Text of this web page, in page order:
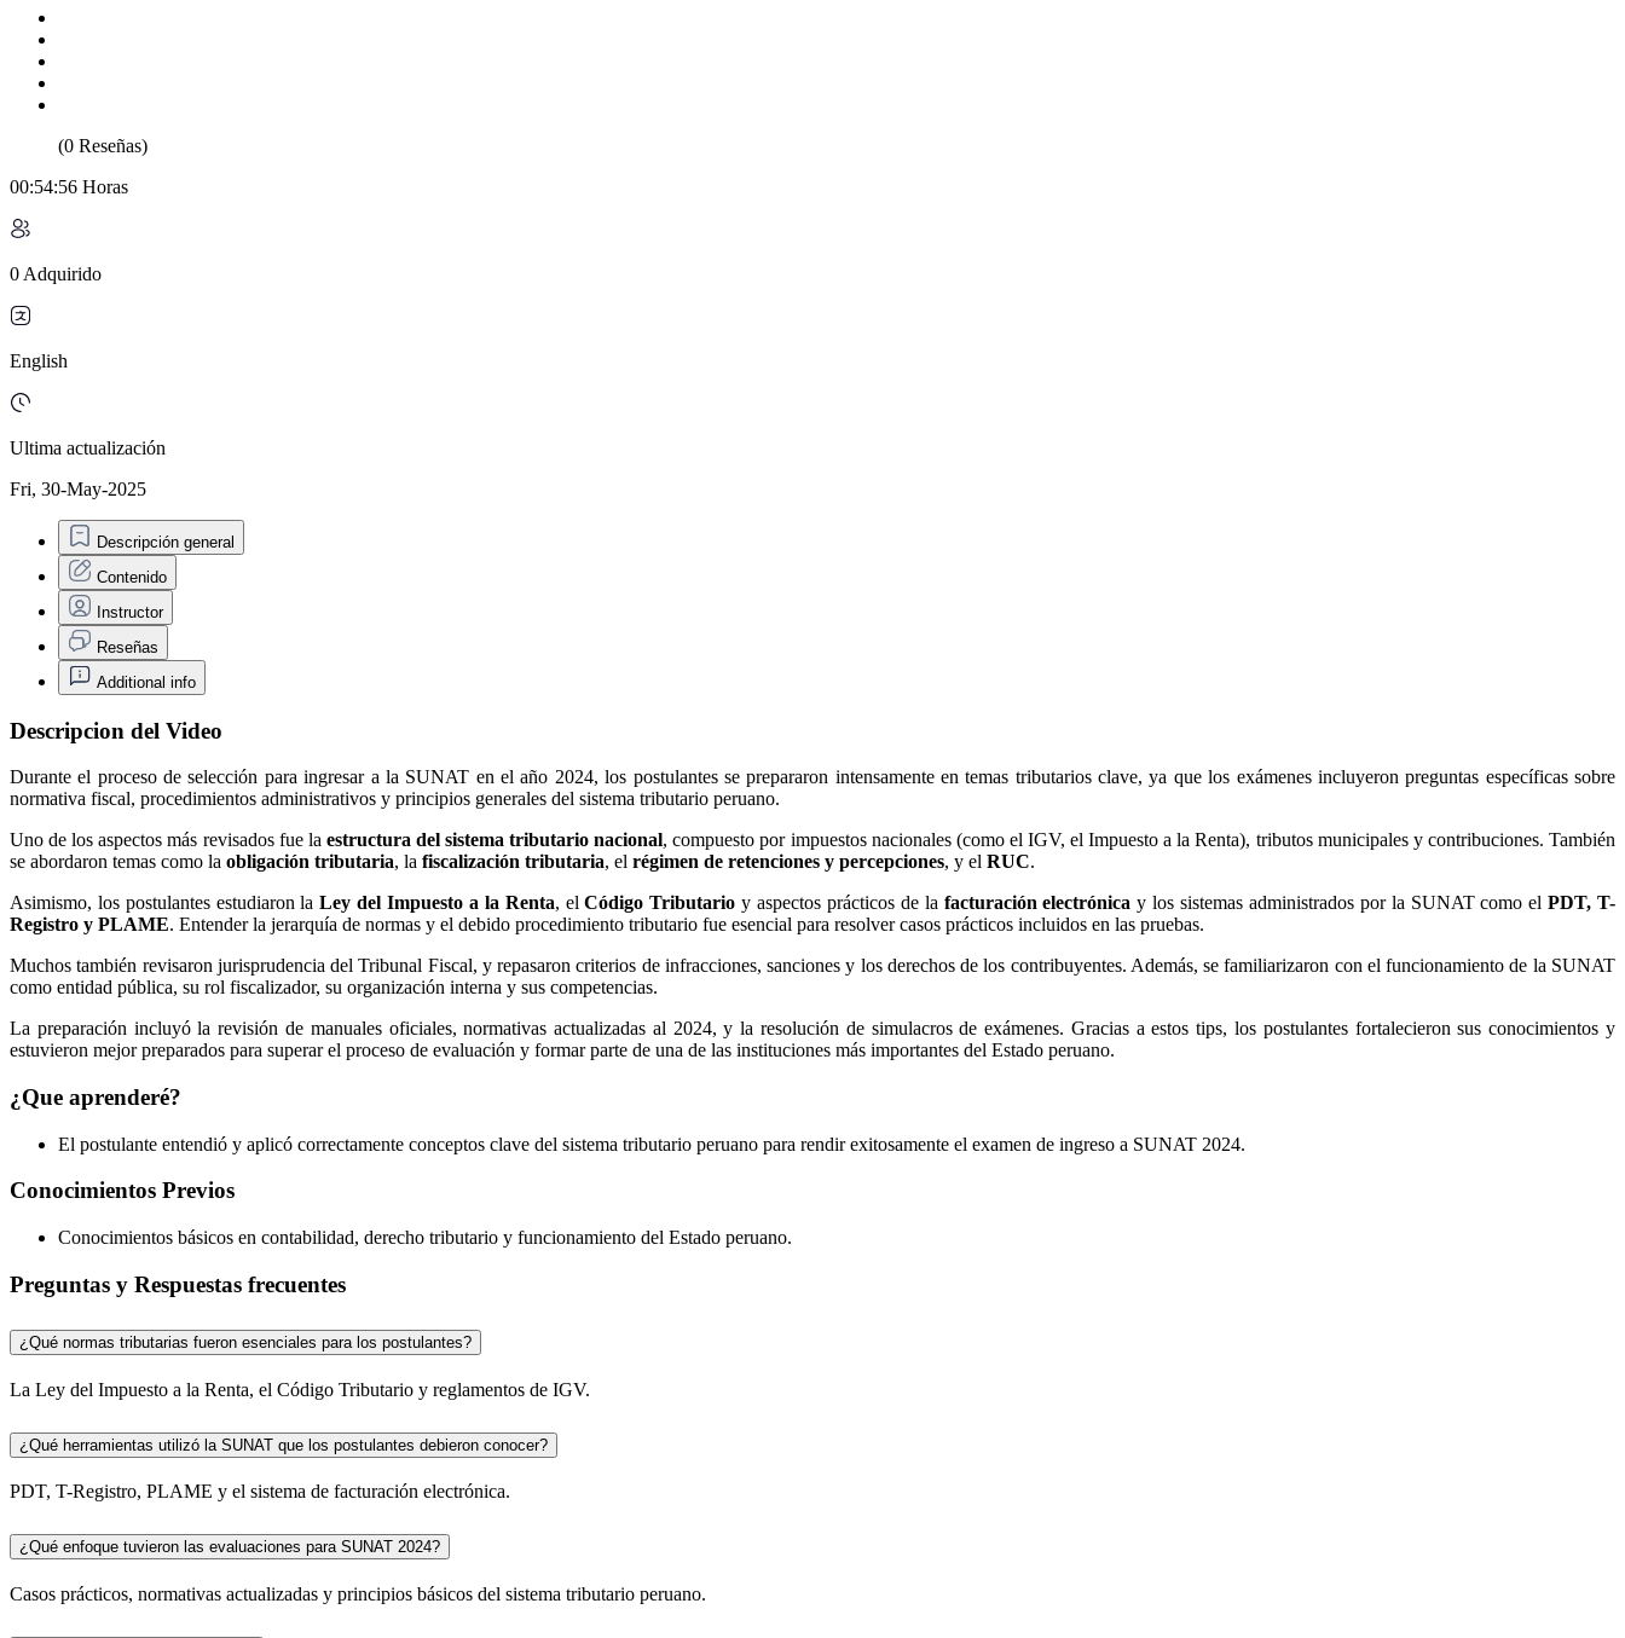
(0 Reseñas)
00:54:56 Horas
0 Adquirido
English
Ultima actualización
Fri, 30-May-2025
Descripción general
Contenido
Instructor
Reseñas
Additional info
Descripcion del Video
Durante el proceso de selección para ingresar a la SUNAT en el año 2024, los postulantes se prepararon intensamente en temas tributarios clave, ya que los exámenes incluyeron preguntas específicas sobre
normativa fiscal, procedimientos administrativos y principios generales del sistema tributario peruano.
Uno de los aspectos más revisados fue la estructura del sistema tributario nacional, compuesto por impuestos nacionales (como el IGV, el Impuesto a la Renta), tributos municipales y contribuciones. También
se abordaron temas como la obligación tributaria, la fiscalización tributaria, el régimen de retenciones y percepciones, y el RUC.
Asimismo, los postulantes estudiaron laLey del Impuesto a la Renta, elCódigo Tributario y aspectos prácticos de la facturación electrónica y los sistemas administrados por la SUNAT como elPDT, T-
Registro y PLAME. Entender la jerarquía de normas y el debido procedimiento tributario fue esencial para resolver casos prácticos incluidos en las pruebas.
Muchos también revisaron jurisprudencia del Tribunal Fiscal, y repasaron criterios de infracciones, sanciones y los derechos de los contribuyentes. Además, se familiarizaron con el funcionamiento de la SUNAT
como entidad pública, su rol fiscalizador, su organización interna y sus competencias.
La preparación incluyó la revisión de manuales oficiales, normativas actualizadas al 2024, y la resolución de simulacros de exámenes. Gracias a estos tips, los postulantes fortalecieron sus conocimientos y
estuvieron mejor preparados para superar el proceso de evaluación y formar parte de una de las instituciones más importantes del Estado peruano.
¿Que aprenderé?
El postulante entendió y aplicó correctamente conceptos clave del sistema tributario peruano para rendir exitosamente el examen de ingreso a SUNAT 2024.
Conocimientos Previos
Conocimientos básicos en contabilidad, derecho tributario y funcionamiento del Estado peruano.
Preguntas y Respuestas frecuentes
¿Qué normas tributarias fueron esenciales para los postulantes?
La Ley del Impuesto a la Renta, el Código Tributario y reglamentos de IGV.
¿Qué herramientas utilizó la SUNAT que los postulantes debieron conocer?
PDT, T-Registro, PLAME y el sistema de facturación electrónica.
¿Qué enfoque tuvieron las evaluaciones para SUNAT 2024?
Casos prácticos, normativas actualizadas y principios básicos del sistema tributario peruano.